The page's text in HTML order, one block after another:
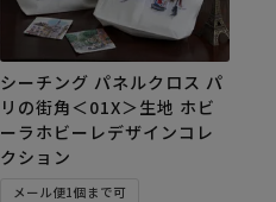
シーチング パネルクロス パ
リの街角＜01X＞生地 ホビ
ーラホビーレデザインコレ
クション
メール便1個まで可